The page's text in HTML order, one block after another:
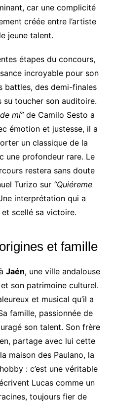
car une complicité
créée entre l’artiste
jeune talent.
étapes du concours,
incroyable pour son
battles, des demi-finales
toucher son auditoire.
mí”de Camilo Sesto a
émotion et justesse, il a
un classique de la
une profondeur rare. Le
restera sans doute
Turizo sur “Quiéreme
interprétation qui a
scellé sa victoire.
et famille
Jaén, une ville andalouse
son patrimoine culturel.
et musical qu’il a
famille, passionnée de
son talent. Son frère
partage avec lui cette
maison des Paulano, la
: c’est une véritable
Lucas comme un
toujours fier de